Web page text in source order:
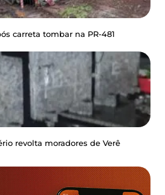
carreta tombar na PR-481
revolta moradores de Verê